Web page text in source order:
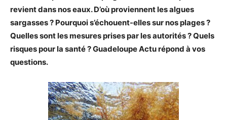
revient dans nos eaux. D’où proviennent les algues
sargasses ? Pourquoi s’échouent-elles sur nos plages ?
Quelles sont les mesures prises par les autorités ? Quels
risques pour la santé ? Guadeloupe Actu répond à vos
questions.